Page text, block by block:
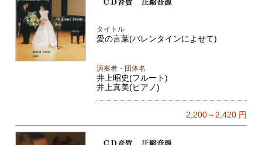
タイトル
愛の言葉(バレンタインによせて)
演奏者・団体名
井上昭史(フルート)
井上真美(ピアノ)
2,200～2,420円